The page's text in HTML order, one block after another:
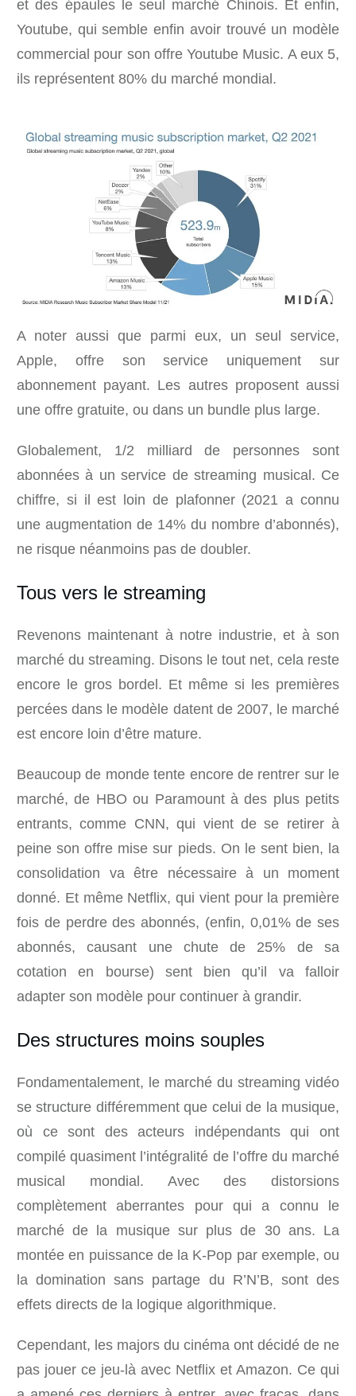
et des épaules le seul marché Chinois. Et enfin,
Youtube, qui semble enfin avoir trouvé un modèle
commercial pour son offre Youtube Music. A eux 5,
ils représentent 80% du marché mondial.
A noter aussi que parmi eux, un seul service,
Apple, offre son service uniquement sur
abonnement payant. Les autres proposent aussi
une offre gratuite, ou dans un bundle plus large.
Globalement, 1/2 milliard de personnes sont
abonnées à un service de streaming musical. Ce
chiffre, si il est loin de plafonner (2021 a connu
une augmentation de 14% du nombre d’abonnés),
ne risque néanmoins pas de doubler.
Tous vers le streaming
Revenons maintenant à notre industrie, et à son
marché du streaming. Disons le tout net, cela reste
encore le gros bordel. Et même si les premières
percées dans le modèle datent de 2007, le marché
est encore loin d’être mature.
Beaucoup de monde tente encore de rentrer sur le
marché, de HBO ou Paramount à des plus petits
entrants, comme CNN, qui vient de se retirer à
peine son offre mise sur pieds. On le sent bien, la
consolidation va être nécessaire à un moment
donné. Et même Netflix, qui vient pour la première
fois de perdre des abonnés, (enfin, 0,01% de ses
abonnés, causant une chute de 25% de sa
cotation en bourse) sent bien qu’il va falloir
adapter son modèle pour continuer à grandir.
Des structures moins souples
Fondamentalement, le marché du streaming vidéo
se structure différemment que celui de la musique,
où ce sont des acteurs indépendants qui ont
compilé quasiment l’intégralité de l’offre du marché
musical mondial. Avec des distorsions
complètement aberrantes pour qui a connu le
marché de la musique sur plus de 30 ans. La
montée en puissance de la K-Pop par exemple, ou
la domination sans partage du R’N’B, sont des
effets directs de la logique algorithmique.
Cependant, les majors du cinéma ont décidé de ne
pas jouer ce jeu-là avec Netflix et Amazon. Ce qui